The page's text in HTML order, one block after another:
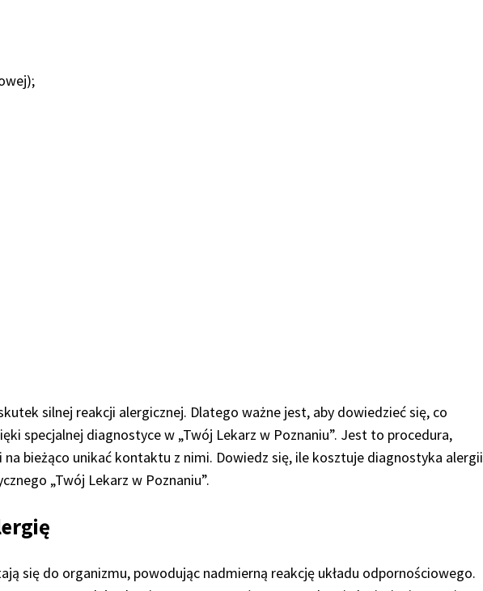
silnej reakcji alergicznej. Dlatego ważne jest, aby dowiedzieć się, co
specjalnej diagnostyce w „Twój Lekarz w Poznaniu”. Jest to procedura,
bieżąco unikać kontaktu z nimi. Dowiedz się, ile kosztuje diagnostyka alergii
„Twój Lekarz w Poznaniu”.
się do organizmu, powodując nadmierną reakcję układu odpornościowego.